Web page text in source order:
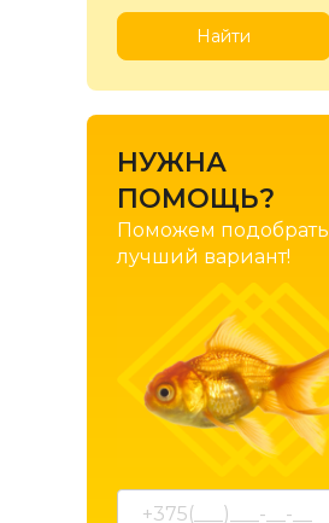
Найти
НУЖНА
ПОМОЩЬ?
Поможем подобрать
лучший вариант!